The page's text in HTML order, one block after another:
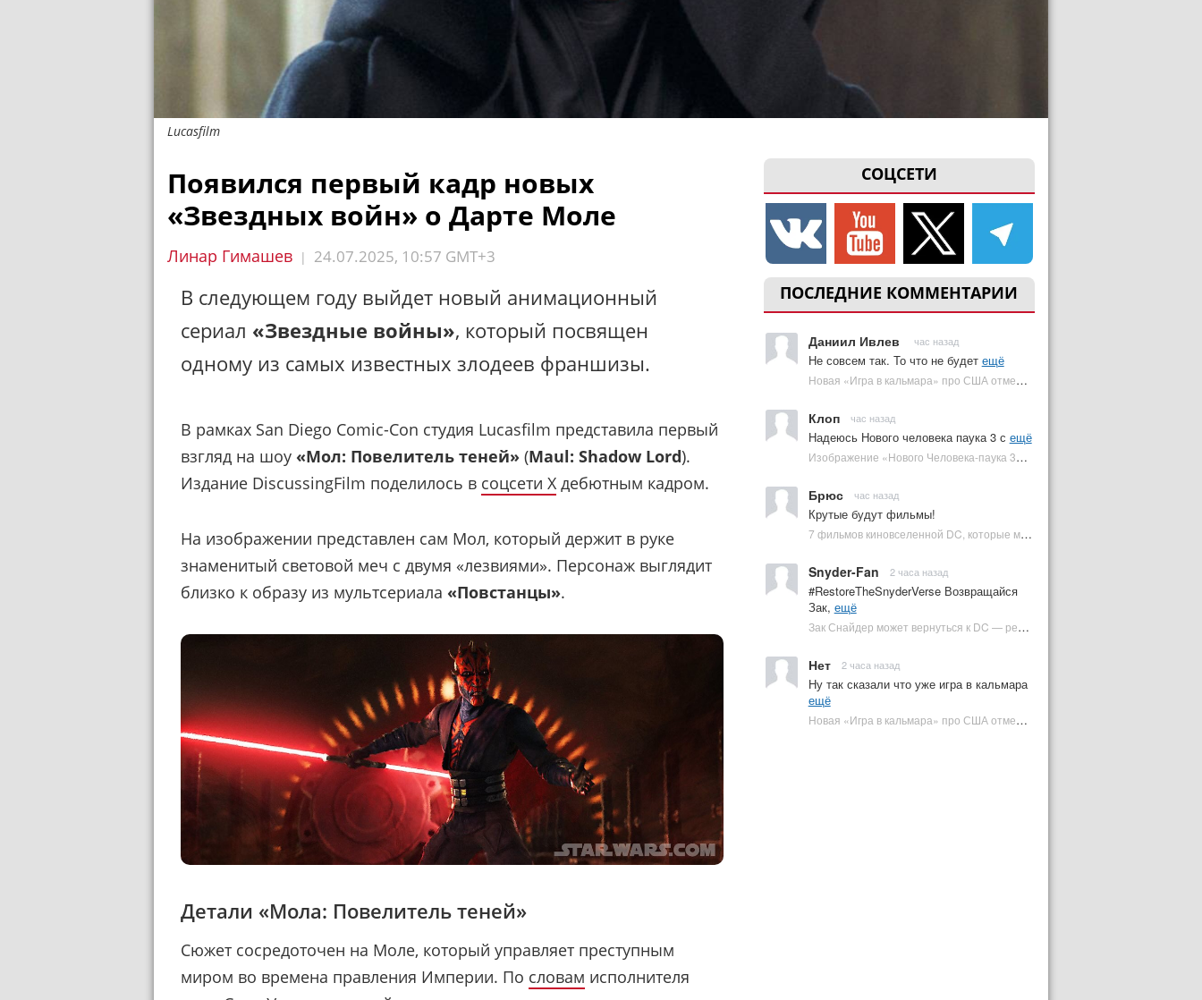
Lucasfilm
СОЦСЕТИ
ПОСЛЕДНИЕ КОММЕНТАРИИ
Даниил Ивлев час назад
Не совсем так. То что не будет ещё
Новая «Игра в кальмара» про США отменена | Plugged In Ru
Клоп час назад
Надеюсь Нового человека паука 3 с ещё
Изображение «Нового Человека-паука 3» подтвердило Зловещую шестерку | Plugged In Ru
Брюс час назад
Крутые будут фильмы!
7 фильмов киновселенной DC, которые может снять Зак Снайдер | Plugged In Ru
Snyder-Fan 2 часа назад
#RestoreTheSnyderVerse Возвращайся
Зак, ещё
Зак Снайдер может вернуться к DC — режиссер общался с Warner Bros. (фото) | Plugged In Ru
Нет 2 часа назад
Ну так сказали что уже игра в кальмара
ещё
Новая «Игра в кальмара» про США отменена | Plugged In Ru
Появился первый кадр новых
«Звездных войн» о Дарте Моле
Линар Гимашев | 24.07.2025, 10:57 GMT+3
В следующем году выйдет новый анимационный
сериал «Звездные войны», который посвящен
одному из самых известных злодеев франшизы.
В рамках San Diego Comic-Con студия Lucasfilm представила первый
взгляд на шоу «Мол: Повелитель теней» (Maul: Shadow Lord).
Издание DiscussingFilm поделилось в соцсети X дебютным кадром.
На изображении представлен сам Мол, который держит в руке
знаменитый световой меч с двумя «лезвиями». Персонаж выглядит
близко к образу из мультсериала «Повстанцы».
Детали «Мола: Повелитель теней»
Сюжет сосредоточен на Моле, который управляет преступным
миром во времена правления Империи. По словам исполнителя